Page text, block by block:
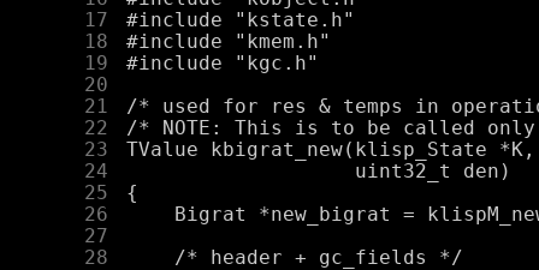
     17
     18
     19
     20
     21
     22
     23
     24
     25
     26
     27
     28